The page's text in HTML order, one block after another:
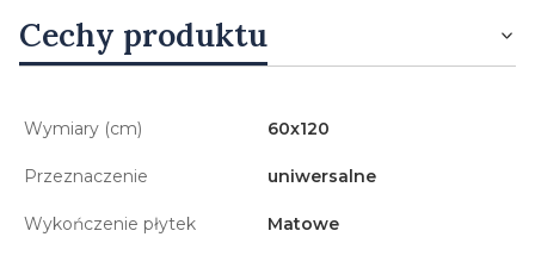
Cechy produktu
Wymiary (cm) 60x120
Przeznaczenie uniwersalne
Wykończenie płytek Matowe